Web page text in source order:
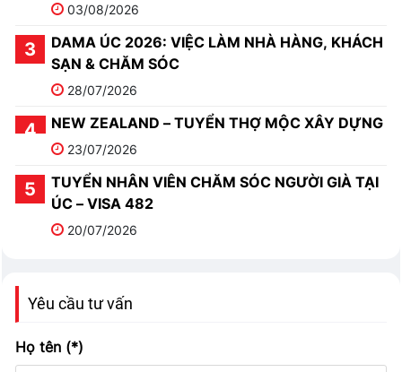
03/08/2026
DAMA ÚC 2026: VIỆC LÀM NHÀ HÀNG, KHÁCH
SẠN & CHĂM SÓC
28/07/2026
NEW ZEALAND – TUYỂN THỢ MỘC XÂY DỰNG
23/07/2026
TUYỂN NHÂN VIÊN CHĂM SÓC NGƯỜI GIÀ TẠI
ÚC – VISA 482
20/07/2026
Yêu cầu tư vấn
Họ tên (*)